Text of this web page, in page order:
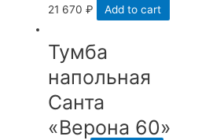
21 670₽ Add to cart
Тумба
напольная
Санта
«Верона 60»